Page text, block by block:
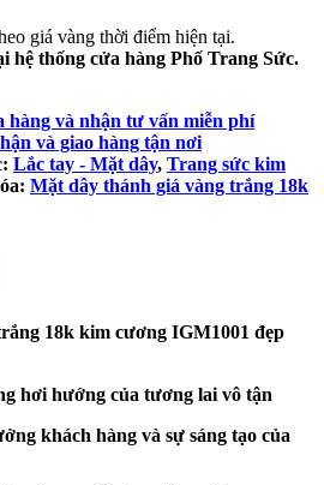
giá vàng thời điểm hiện tại.
hệ thống cửa hàng Phố Trang Sức.
hàng và nhận tư vấn miễn phí
và giao hàng tận nơi
Lắc tay - Mặt dây, Trang sức kim
Mặt dây thánh giá vàng trắng 18k
18k kim cương IGM1001 đẹp
hơi hướng của tương lai vô tận
khách hàng và sự sáng tạo của